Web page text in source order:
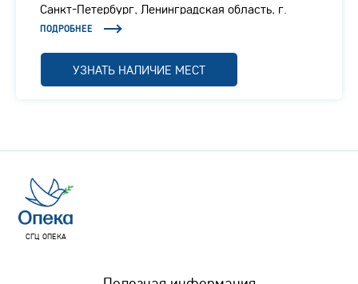
Санкт-Петербург, Ленинградская область, г.
Отрадное, Ленинградское шоссе, 1/1
ПОДРОБНЕЕ
УЗНАТЬ НАЛИЧИЕ МЕСТ
СГЦ ОПЕКА